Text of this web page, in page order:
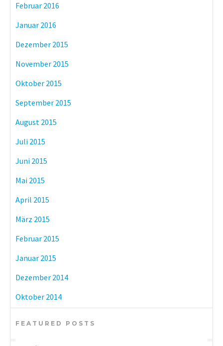
Februar 2016
Januar 2016
Dezember 2015
November 2015
Oktober 2015
September 2015
August 2015
Juli 2015
Juni 2015
Mai 2015
April 2015
März 2015
Februar 2015
Januar 2015
Dezember 2014
Oktober 2014
FEATURED POSTS